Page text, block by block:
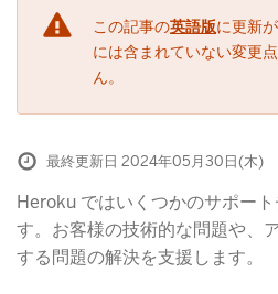
この記事の英語版に更新
には含まれていない変更
ん。
最終更新日 2024年05月30日(木)
Heroku ではいくつかのサポー
す。お客様の技術的な問題や、
する問題の解決を支援します。